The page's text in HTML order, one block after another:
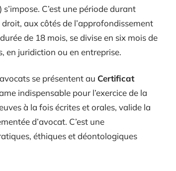
s’impose. C’est une période durant
aux côtés de l’approfondissement
de 18 mois, se divise en six mois de
en juridiction ou en entreprise.
se présentent au Certificat
indispensable pour l’exercice de la
à la fois écrites et orales, valide la
d’avocat. C’est une
éthiques et déontologiques